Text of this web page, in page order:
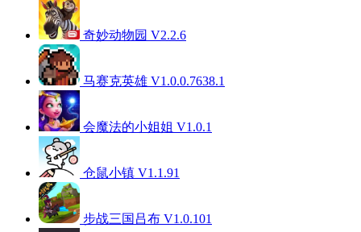
奇妙动物园 V2.2.6
马赛克英雄 V1.0.0.7638.1
会魔法的小姐姐 V1.0.1
仓鼠小镇 V1.1.91
步战三国吕布 V1.0.101